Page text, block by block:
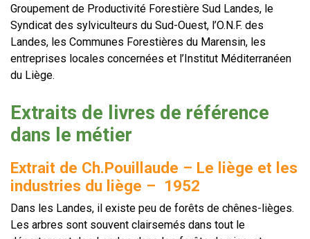
Groupement de Productivité Forestière Sud Landes, le
Syndicat des sylviculteurs du Sud-Ouest, l’O.N.F. des
Landes, les Communes Forestières du Marensin, les
entreprises locales concernées et l’Institut Méditerranéen
du Liège.
Extraits de livres de référence
dans le métier
Extrait de Ch.Pouillaude – Le liège et les
industries du liège – 1952
Dans les Landes, il existe peu de forêts de chênes-lièges.
Les arbres sont souvent clairsemés dans tout le